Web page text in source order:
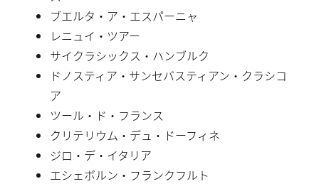
ブエルタ・ア・エスパーニャ
レニュイ・ツアー
サイクラシックス・ハンブルク
ドノスティア・サンセバスティアン・クラシコ
ア
ツール・ド・フランス
クリテリウム・デュ・ドーフィネ
ジロ・デ・イタリア
エシェボルン・フランクフルト